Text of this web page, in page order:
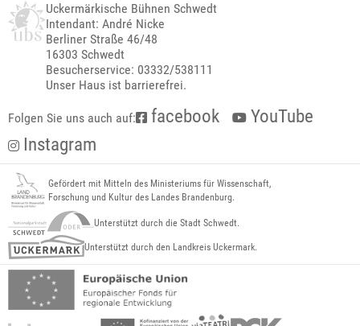
Uckermärkische Bühnen Schwedt
Intendant: André Nicke
Berliner Straße 46/48
16303 Schwedt
Besucherservice: 03332/538111
Unser Haus ist barrierefrei.
Folgen Sie uns auch auf: facebook
YouTube
Instagram
Gefördert mit Mitteln des Ministeriums für Wissenschaft,
Forschung und Kultur des Landes Brandenburg.
Unterstützt durch die Stadt Schwedt.
Unterstützt durch den Landkreis Uckermark.